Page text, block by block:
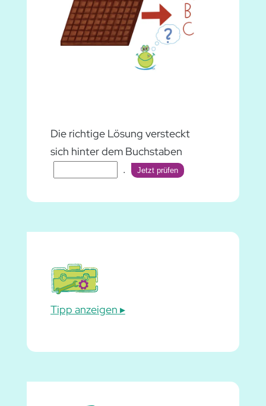
Die richtige Lösung versteckt
sich hinter dem Buchstaben
.
Jetzt prüfen
Tipp anzeigen